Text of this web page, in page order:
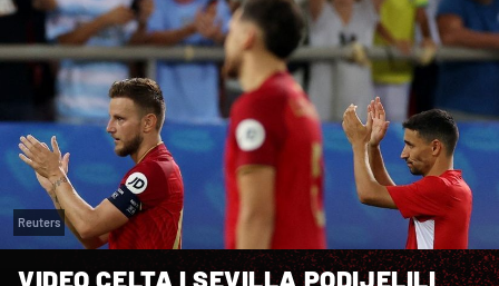
Reuters
VIDEO CELTA I SEVILLA PODIJELILI